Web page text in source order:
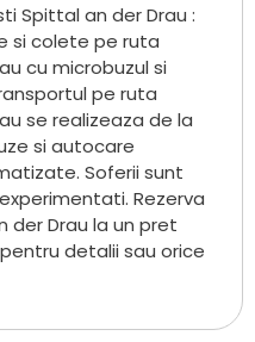
Spittal an der Drau :
si colete pe ruta
cu microbuzul si
pe ruta
se realizeaza de la
si autocare
Soferii sunt
Rezerva
der Drau la un pret
detalii sau orice